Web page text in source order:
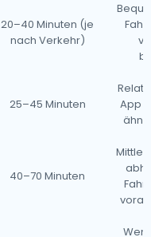
20–40 Minuten (je
nach Verkehr)
25–45 Minuten
App
40–70 Minuten